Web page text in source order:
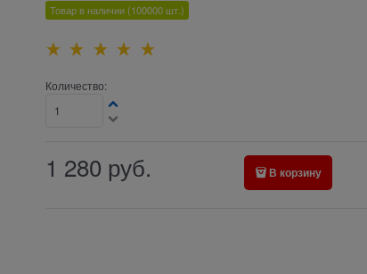
Товар в наличии (100000 шт.)
Количество:
1 280 руб. В корзину